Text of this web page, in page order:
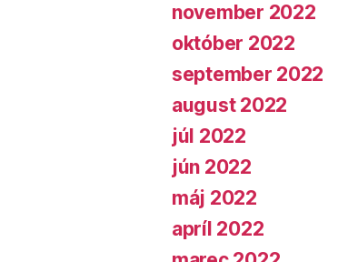
november 2022
október 2022
september 2022
august 2022
júl 2022
jún 2022
máj 2022
apríl 2022